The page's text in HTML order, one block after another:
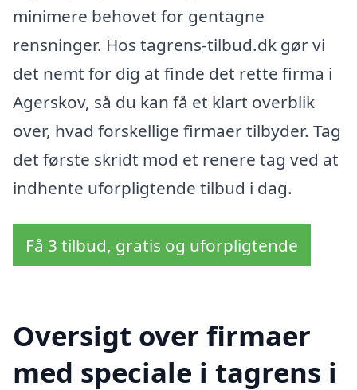
minimere behovet for gentagne
rensninger. Hos tagrens-tilbud.dk gør vi
det nemt for dig at finde det rette firma i
Agerskov, så du kan få et klart overblik
over, hvad forskellige firmaer tilbyder. Tag
det første skridt mod et renere tag ved at
indhente uforpligtende tilbud i dag.
Få 3 tilbud, gratis og uforpligtende
Oversigt over firmaer
med speciale i tagrens i